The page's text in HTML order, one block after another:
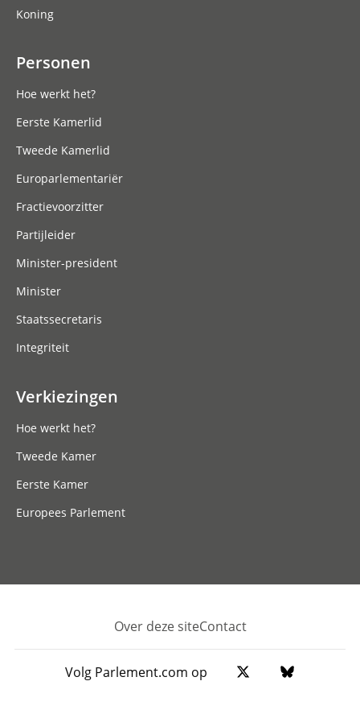
Koning
Personen
Hoe werkt het?
Eerste Kamerlid
Tweede Kamerlid
Europarlementariër
Fractievoorzitter
Partijleider
Minister-president
Minister
Staatssecretaris
Integriteit
Verkiezingen
Hoe werkt het?
Tweede Kamer
Eerste Kamer
Europees Parlement
Footer
Over deze siteContact
Volg Parlement.com op